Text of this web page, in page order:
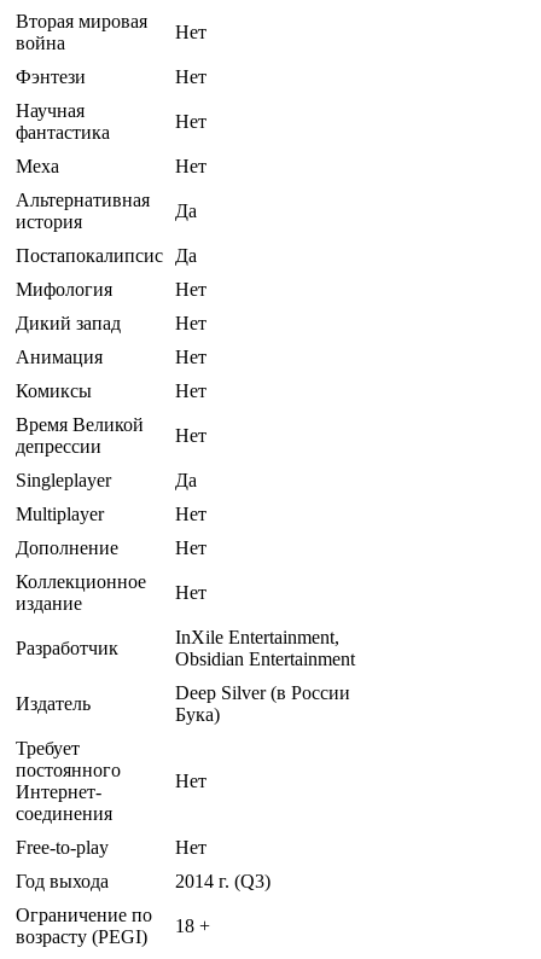
Вторая мировая
война
Нет
Фэнтези
Нет
Научная
фантастика
Нет
Меха
Нет
Альтернативная
история
Да
Постапокалипсис Да
Мифология
Нет
Дикий запад
Нет
Анимация
Нет
Комиксы
Нет
Время Великой
депрессии
Нет
Singleplayer
Да
Multiplayer
Нет
Дополнение
Нет
Коллекционное
издание
Нет
Разработчик
InXile Entertainment,
Obsidian Entertainment
Издатель
Deep Silver (в России
Бука)
Требует
постоянного
Интернет-
соединения
Нет
Free-to-play
Нет
Год выхода
2014 г. (Q3)
Ограничение по
возрасту (PEGI)
18 +